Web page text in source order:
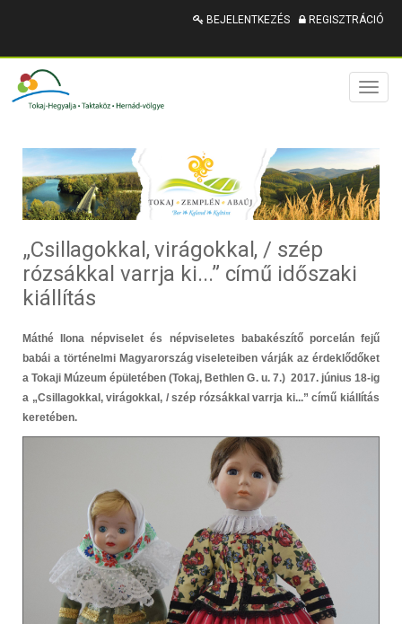
BEJELENTKEZÉS REGISZTRÁCIÓ
„Csillagokkal, virágokkal, / szép
rózsákkal varrja ki...” című időszaki
kiállítás
Máthé Ilona népviselet és népviseletes babakészítő porcelán fejű
babái a történelmi Magyarország viseleteiben várják az érdeklődőket
a Tokaji Múzeum épületében (Tokaj, Bethlen G. u. 7.) 2017. június 18-ig
a „Csillagokkal, virágokkal, / szép rózsákkal varrja ki...” című kiállítás
keretében.